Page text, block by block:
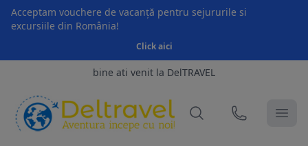
Acceptam vouchere de vacanță pentru sejururile si
excursiile din România!
Click aici
bine ati venit la DelTRAVEL